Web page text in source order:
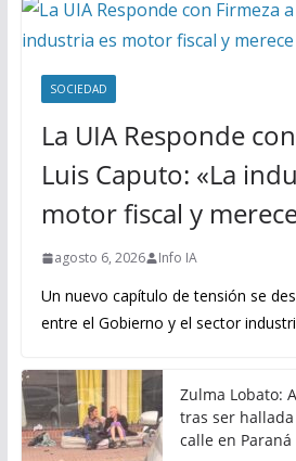
SOCIEDAD
La UIA Responde
Luis Caputo: «La
motor fiscal y
agosto 6, 2026 Info IA
Un nuevo capítulo de tensión se
entre el Gobierno y el sector
Zulma Lobato:
tras ser
calle en Paraná